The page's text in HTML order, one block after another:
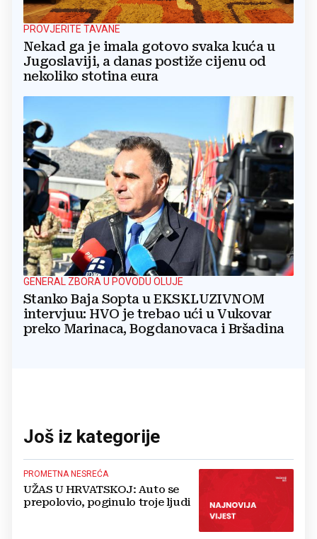
PROVJERITE TAVANE
Nekad ga je imala gotovo svaka kuća u
Jugoslaviji, a danas postiže cijenu od
nekoliko stotina eura
GENERAL ZBORA U POVODU OLUJE
Stanko Baja Sopta u EKSKLUZIVNOM
intervjuu: HVO je trebao ući u Vukovar
preko Marinaca, Bogdanovaca i Bršadina
Još iz kategorije
PROMETNA NESREĆA
UŽAS U HRVATSKOJ: Auto se
prepolovio, poginulo troje ljudi